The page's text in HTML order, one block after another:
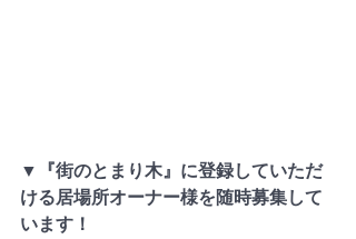
▼『街のとまり木』に登録していただ
ける居場所オーナー様を随時募集して
います！